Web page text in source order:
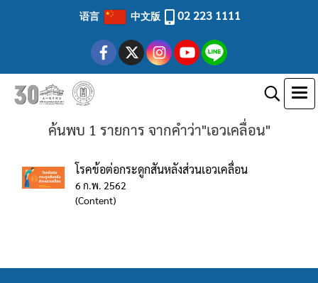
语言 中文版 02 223 1111
ค้นพบ 1 รายการ จากคำว่า"เอวเคลื่อน"
โรคข้อต่อกระดูกสันหลังส่วนเอวเคลื่อน
6 ก.พ. 2562
(Content)